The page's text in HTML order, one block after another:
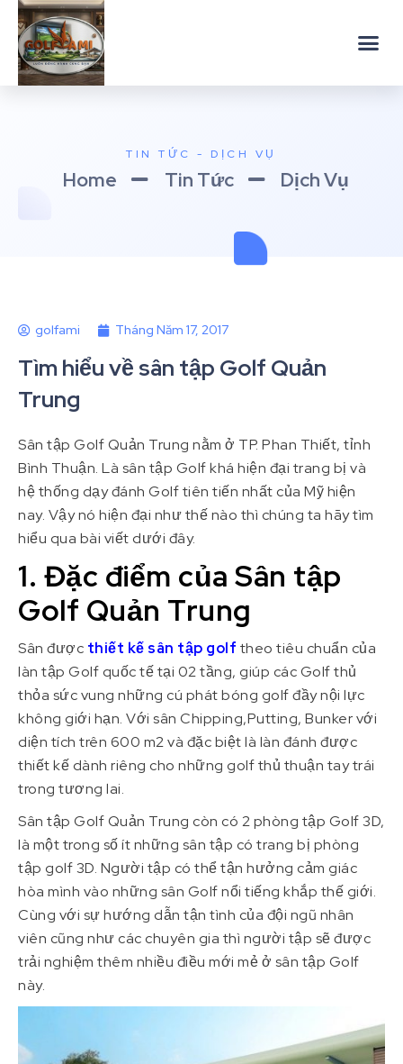
TIN TỨC - DỊCH VỤ
Home Tin Tức Dịch Vụ
golfami Tháng Năm 17, 2017
Tìm hiểu về sân tập Golf Quản
Trung
Sân tập Golf Quản Trung nằm ở TP. Phan Thiết, tỉnh
Bình Thuận. Là sân tập Golf khá hiện đại trang bị và
hệ thống dạy đánh Golf tiên tiến nhất của Mỹ hiện
nay. Vậy nó hiện đại như thế nào thì chúng ta hãy tìm
hiểu qua bài viết dưới đây.
1. Đặc điểm của Sân tập
Golf Quản Trung
Sân được thiết kế sân tập golf theo tiêu chuẩn của
làn tập Golf quốc tế tại 02 tầng, giúp các Golf thủ
thỏa sức vung những cú phát bóng golf đầy nội lực
không giới hạn. Với sân Chipping,Putting, Bunker với
diện tích trên 600 m2 và đặc biệt là làn đánh được
thiết kế dành riêng cho những golf thủ thuận tay trái
trong tương lai.
Sân tập Golf Quản Trung còn có 2 phòng tập Golf 3D,
là một trong số ít những sân tập có trang bị phòng
tập golf 3D. Người tập có thể tận hưởng cảm giác
hòa mình vào những sân Golf nổi tiếng khắp thế giới.
Cùng với sự hướng dẫn tận tình của đội ngũ nhân
viên cũng như các chuyên gia thì người tập sẽ được
trải nghiệm thêm nhiều điều mới mẻ ở sân tập Golf
này.